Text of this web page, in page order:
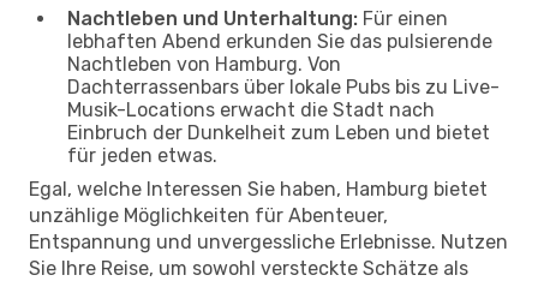
Nachtleben und Unterhaltung: Für einen
lebhaften Abend erkunden Sie das pulsierende
Nachtleben von Hamburg. Von
Dachterrassenbars über lokale Pubs bis zu Live-
Musik-Locations erwacht die Stadt nach
Einbruch der Dunkelheit zum Leben und bietet
für jeden etwas.
Egal, welche Interessen Sie haben, Hamburg bietet
unzählige Möglichkeiten für Abenteuer,
Entspannung und unvergessliche Erlebnisse. Nutzen
Sie Ihre Reise, um sowohl versteckte Schätze als